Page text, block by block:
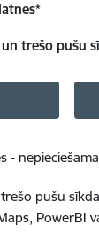
*
trešo pušu
-
pušu
PowerBI